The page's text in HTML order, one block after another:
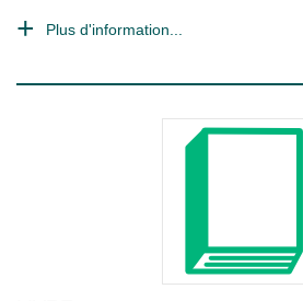
Plus d'information...